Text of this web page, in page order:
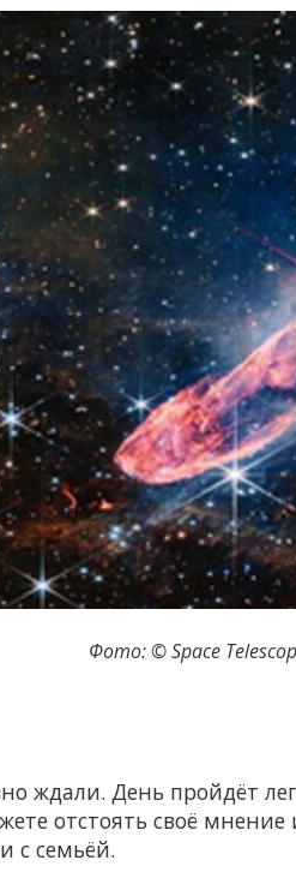
Фото: © Space
ждали. День пройдёт
отстоять своё мнение
с семьёй.